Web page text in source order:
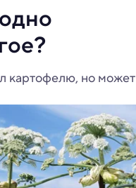
картофелю, но может